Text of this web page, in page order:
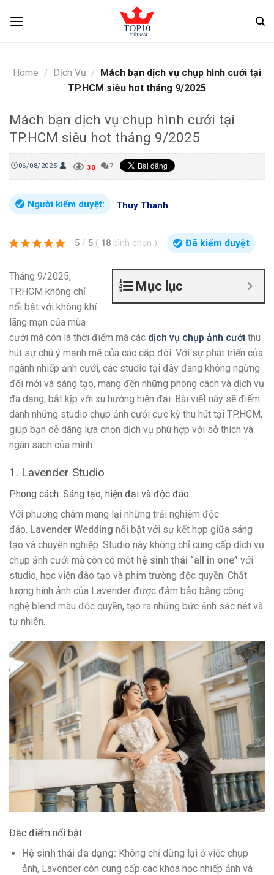
Home / Dịch Vụ / Mách bạn dịch vụ chụp hình cưới tại
TP.HCM siêu hot tháng 9/2025
Mách bạn dịch vụ chụp hình cưới tại
TP.HCM siêu hot tháng 9/2025
06/08/2025 30 7
Người kiểm duyệt: Thuy Thanh
5 / 5 ( 18 bình chọn ) Đã kiểm duyệt
Mục lục
Tháng 9/2025,
TP.HCM không chỉ
nổi bật với không khí
lãng mạn của mùa
cưới mà còn là thời điểm mà các dịch vụ chụp ảnh cưới thu
hút sự chú ý mạnh mẽ của các cặp đôi. Với sự phát triển của
ngành nhiếp ảnh cưới, các studio tại đây đang không ngừng
đổi mới và sáng tạo, mang đến những phong cách và dịch vụ
đa dạng, bắt kịp với xu hướng hiện đại. Bài viết này sẽ điểm
danh những studio chụp ảnh cưới cực kỳ thu hút tại TP.HCM,
giúp bạn dễ dàng lựa chọn dịch vụ phù hợp với sở thích và
ngân sách của mình.
1. Lavender Studio
Phong cách: Sáng tạo, hiện đại và độc đáo
Với phương châm mang lại những trải nghiệm độc
đáo, Lavender Wedding nổi bật với sự kết hợp giữa sáng
tạo và chuyên nghiệp. Studio này không chỉ cung cấp dịch vụ
chụp ảnh cưới mà còn có một hệ sinh thái “all in one” với
studio, học viện đào tạo và phim trường độc quyền. Chất
lượng hình ảnh của Lavender được đảm bảo bằng công
nghệ blend màu độc quyền, tạo ra những bức ảnh sắc nét và
tự nhiên.
Đặc điểm nổi bật
Hệ sinh thái đa dạng: Không chỉ dừng lại ở việc chụp
ảnh, Lavender còn cung cấp các khóa học nhiếp ảnh và